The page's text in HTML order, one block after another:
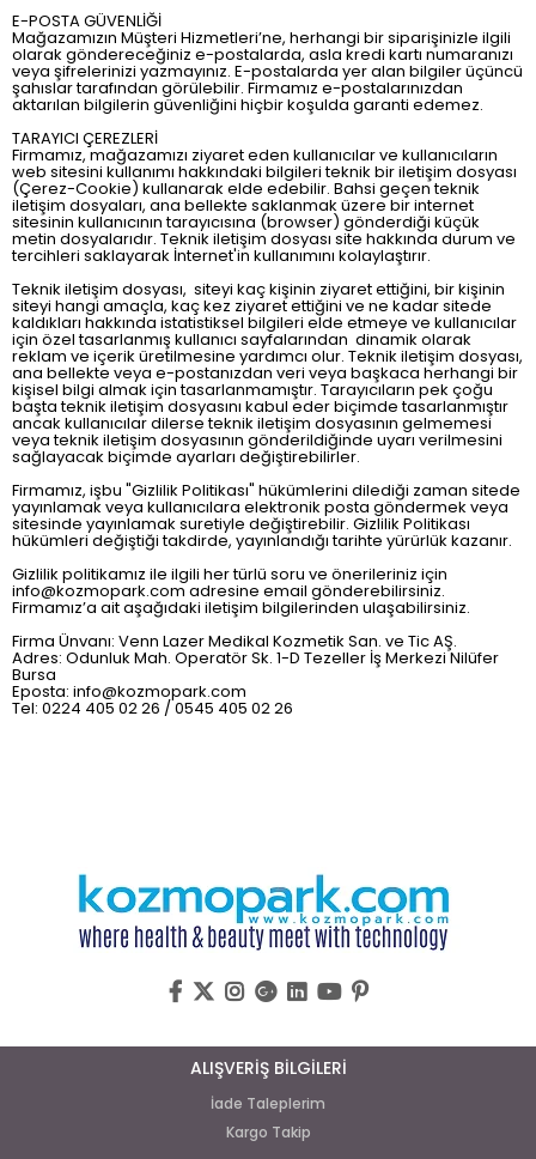
E-POSTA GÜVENLİĞİ
Mağazamızın Müşteri Hizmetleri’ne, herhangi bir siparişinizle ilgili
olarak göndereceğiniz e-postalarda, asla kredi kartı numaranızı
veya şifrelerinizi yazmayınız. E-postalarda yer alan bilgiler üçüncü
şahıslar tarafından görülebilir. Firmamız e-postalarınızdan
aktarılan bilgilerin güvenliğini hiçbir koşulda garanti edemez.
TARAYICI ÇEREZLERİ
Firmamız, mağazamızı ziyaret eden kullanıcılar ve kullanıcıların
web sitesini kullanımı hakkındaki bilgileri teknik bir iletişim dosyası
(Çerez-Cookie) kullanarak elde edebilir. Bahsi geçen teknik
iletişim dosyaları, ana bellekte saklanmak üzere bir internet
sitesinin kullanıcının tarayıcısına (browser) gönderdiği küçük
metin dosyalarıdır. Teknik iletişim dosyası site hakkında durum ve
tercihleri saklayarak İnternet'in kullanımını kolaylaştırır.
Teknik iletişim dosyası, siteyi kaç kişinin ziyaret ettiğini, bir kişinin
siteyi hangi amaçla, kaç kez ziyaret ettiğini ve ne kadar sitede
kaldıkları hakkında istatistiksel bilgileri elde etmeye ve kullanıcılar
için özel tasarlanmış kullanıcı sayfalarından dinamik olarak
reklam ve içerik üretilmesine yardımcı olur. Teknik iletişim dosyası,
ana bellekte veya e-postanızdan veri veya başkaca herhangi bir
kişisel bilgi almak için tasarlanmamıştır. Tarayıcıların pek çoğu
başta teknik iletişim dosyasını kabul eder biçimde tasarlanmıştır
ancak kullanıcılar dilerse teknik iletişim dosyasının gelmemesi
veya teknik iletişim dosyasının gönderildiğinde uyarı verilmesini
sağlayacak biçimde ayarları değiştirebilirler.
Firmamız, işbu "Gizlilik Politikası" hükümlerini dilediği zaman sitede
yayınlamak veya kullanıcılara elektronik posta göndermek veya
sitesinde yayınlamak suretiyle değiştirebilir. Gizlilik Politikası
hükümleri değiştiği takdirde, yayınlandığı tarihte yürürlük kazanır.
Gizlilik politikamız ile ilgili her türlü soru ve önerileriniz için
info@kozmopark.comadresine email gönderebilirsiniz.
Firmamız’a ait aşağıdaki iletişim bilgilerinden ulaşabilirsiniz.
Firma Ünvanı: Venn Lazer Medikal Kozmetik San. ve Tic AŞ.
Adres: Odunluk Mah. Operatör Sk. 1-D Tezeller İş Merkezi Nilüfer
Bursa
Eposta: info@kozmopark.com
Tel: 0224 405 02 26 / 0545 405 02 26
ALIŞVERİŞ BİLGİLERİ
İade Taleplerim
Kargo Takip